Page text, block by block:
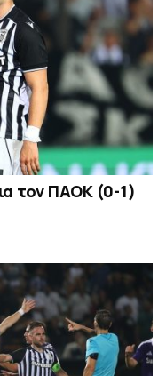
τον ΠΑΟΚ (0-1)